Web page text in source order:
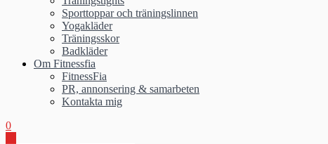
Sporttoppar och träningslinnen
Yogakläder
Träningsskor
Badkläder
Om Fitnessfia
FitnessFia
PR, annonsering & samarbeten
Kontakta mig
0